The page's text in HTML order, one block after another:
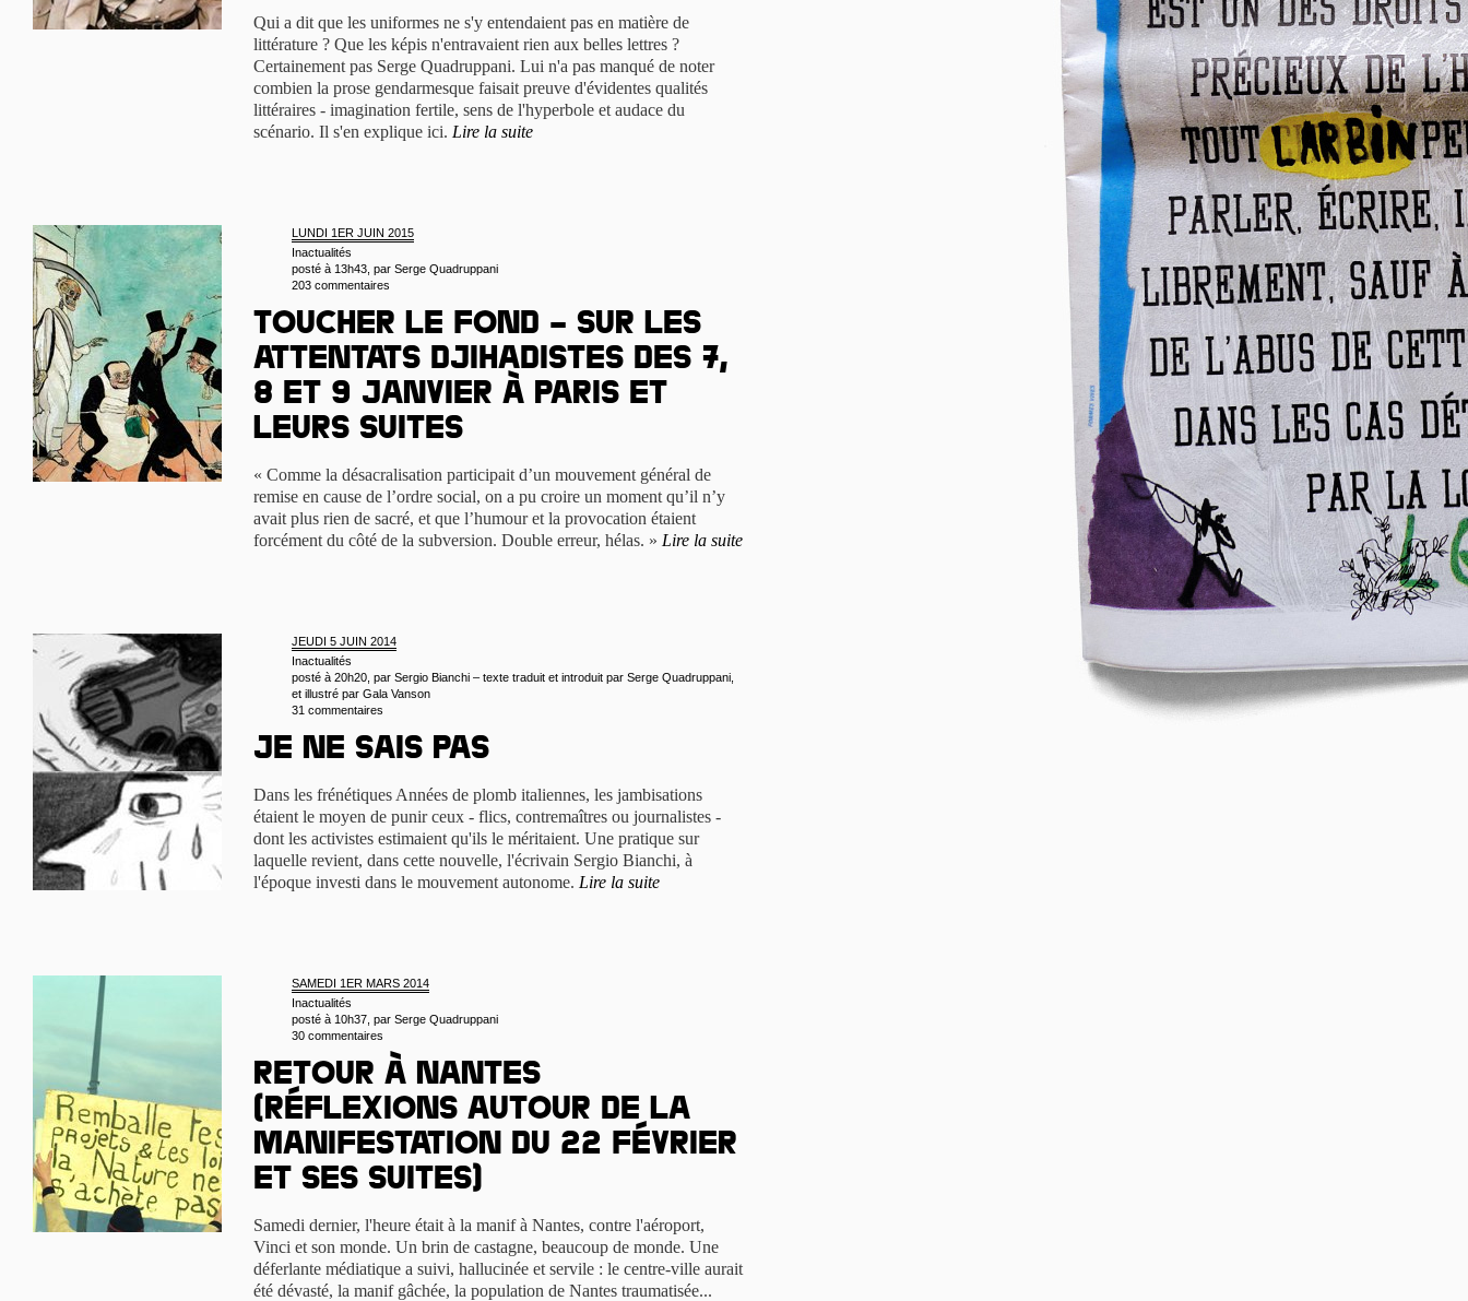
Qui a dit que les uniformes ne s'y entendaient pas en matière de
littérature ? Que les képis n'entravaient rien aux belles lettres ?
Certainement pas Serge Quadruppani. Lui n'a pas manqué de noter
combien la prose gendarmesque faisait preuve d'évidentes qualités
littéraires - imagination fertile, sens de l'hyperbole et audace du
scénario. Il s'en explique ici. Lire la suite
LUNDI 1ER JUIN 2015
Inactualités
posté à 13h43, par Serge Quadruppani
203 commentaires
Toucher le fond – Sur les
attentats djihadistes des 7,
8 et 9 janvier à Paris et
leurs suites
« Comme la désacralisation participait d’un mouvement général de
remise en cause de l’ordre social, on a pu croire un moment qu’il n’y
avait plus rien de sacré, et que l’humour et la provocation étaient
forcément du côté de la subversion. Double erreur, hélas. » Lire la suite
JEUDI 5 JUIN 2014
Inactualités
posté à 20h20, par Sergio Bianchi – texte traduit et introduit par Serge Quadruppani,
et illustré par Gala Vanson
31 commentaires
Je ne sais pas
Dans les frénétiques Années de plomb italiennes, les jambisations
étaient le moyen de punir ceux - flics, contremaîtres ou journalistes -
dont les activistes estimaient qu'ils le méritaient. Une pratique sur
laquelle revient, dans cette nouvelle, l'écrivain Sergio Bianchi, à
l'époque investi dans le mouvement autonome. Lire la suite
SAMEDI 1ER MARS 2014
Inactualités
posté à 10h37, par Serge Quadruppani
30 commentaires
Retour à Nantes
(Réflexions autour de la
manifestation du 22 février
et ses suites)
Samedi dernier, l'heure était à la manif à Nantes, contre l'aéroport,
Vinci et son monde. Un brin de castagne, beaucoup de monde. Une
déferlante médiatique a suivi, hallucinée et servile : le centre-ville aurait
été dévasté, la manif gâchée, la population de Nantes traumatisée...